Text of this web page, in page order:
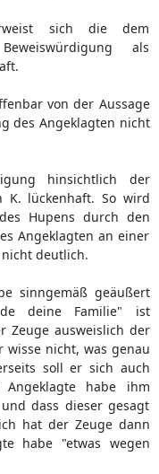
sich die dem
als
von der Aussage
des Angeklagten nicht
hinsichtlich der
K. lückenhaft. So wird
Hupens durch den
Angeklagten an einer
deutlich.
sinngemäß geäußert
deine Familie" ist
Zeuge ausweislich der
nicht, was genau
soll er sich auch
habe ihm
dass dieser gesagt
hat der Zeuge dann
habe "etwas wegen